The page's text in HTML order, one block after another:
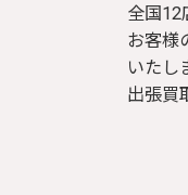
全国12
お客様
いたし
出張買